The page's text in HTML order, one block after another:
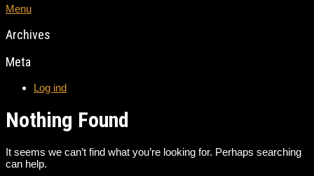
Menu
Archives
Meta
Log ind
Nothing Found
It seems we can’t find what you’re looking for. Perhaps searching
can help.